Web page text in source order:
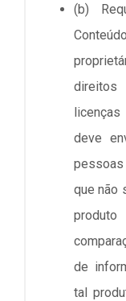
(b)
direitos
deve
que não
de
tal